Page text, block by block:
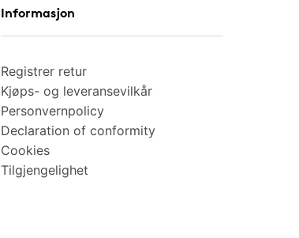
Informasjon
Registrer retur
Kjøps- og leveransevilkår
Personvernpolicy
Declaration of conformity
Cookies
Tilgjengelighet